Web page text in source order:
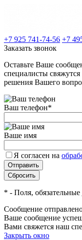
+7 925 741-74-56 +7
Заказать звонок
Оставьте Ваше
специалисты
решения Вашего
Ваш телефон*
Ваше имя
Я согласен на
* - Поля,
Сообщение
Ваше сообщение
Вами свяжется наш
Закрыть окно